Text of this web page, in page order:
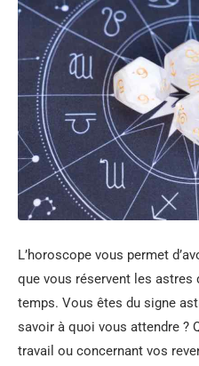
L’horoscope vous permet
que vous réservent les astres
temps. Vous êtes du signe
savoir à quoi vous attendre ?
travail ou concernant vos